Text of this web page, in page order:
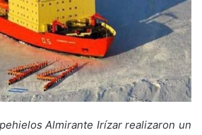
Almirante Irízar realizaron un